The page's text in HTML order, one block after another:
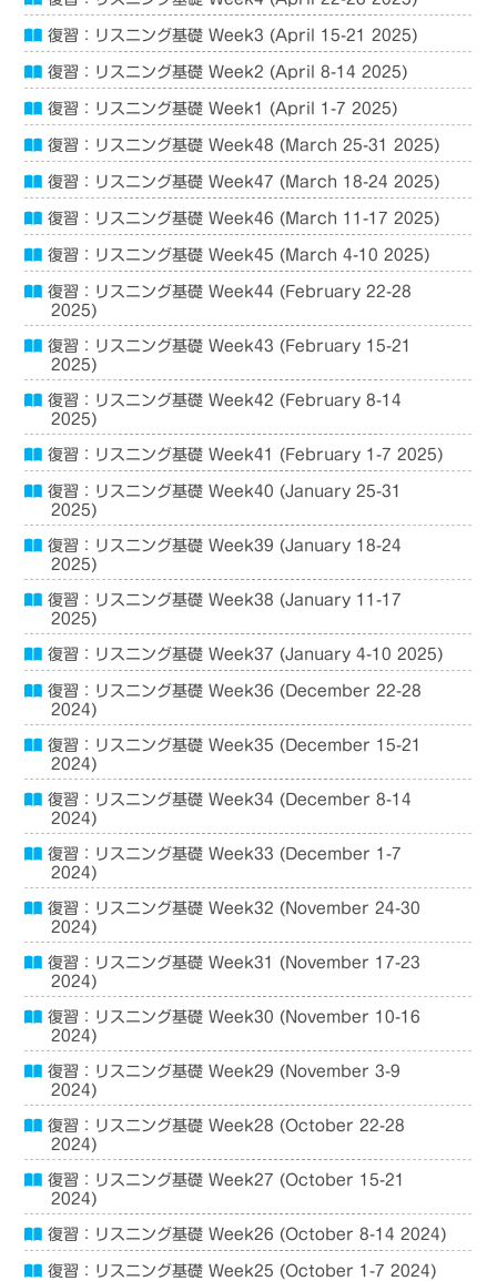
復習：リスニング基礎 Week3 (April 15-21 2025)
復習：リスニング基礎 Week2 (April 8-14 2025)
復習：リスニング基礎 Week1 (April 1-7 2025)
復習：リスニング基礎 Week48 (March 25-31 2025)
復習：リスニング基礎 Week47 (March 18-24 2025)
復習：リスニング基礎 Week46 (March 11-17 2025)
復習：リスニング基礎 Week45 (March 4-10 2025)
復習：リスニング基礎 Week44 (February 22-28
2025)
復習：リスニング基礎 Week43 (February 15-21
2025)
復習：リスニング基礎 Week42 (February 8-14
2025)
復習：リスニング基礎 Week41 (February 1-7 2025)
復習：リスニング基礎 Week40 (January 25-31
2025)
復習：リスニング基礎 Week39 (January 18-24
2025)
復習：リスニング基礎 Week38 (January 11-17
2025)
復習：リスニング基礎 Week37 (January 4-10 2025)
復習：リスニング基礎 Week36 (December 22-28
2024)
復習：リスニング基礎 Week35 (December 15-21
2024)
復習：リスニング基礎 Week34 (December 8-14
2024)
復習：リスニング基礎 Week33 (December 1-7
2024)
復習：リスニング基礎 Week32 (November 24-30
2024)
復習：リスニング基礎 Week31 (November 17-23
2024)
復習：リスニング基礎 Week30 (November 10-16
2024)
復習：リスニング基礎 Week29 (November 3-9
2024)
復習：リスニング基礎 Week28 (October 22-28
2024)
復習：リスニング基礎 Week27 (October 15-21
2024)
復習：リスニング基礎 Week26 (October 8-14 2024)
復習：リスニング基礎 Week25 (October 1-7 2024)